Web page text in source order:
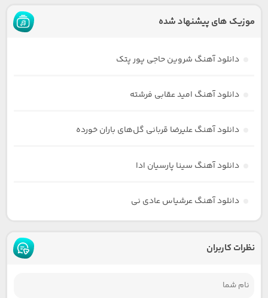
موزیک های پیشنهاد شده
دانلود آهنگ شروین حاجی پور پتک
دانلود آهنگ امید عقابی فرشته
دانلود آهنگ علیرضا قربانی گل‌های باران خورده
دانلود آهنگ سینا پارسیان ادا
دانلود آهنگ عرشیاس عادی نی
نظرات کاربران